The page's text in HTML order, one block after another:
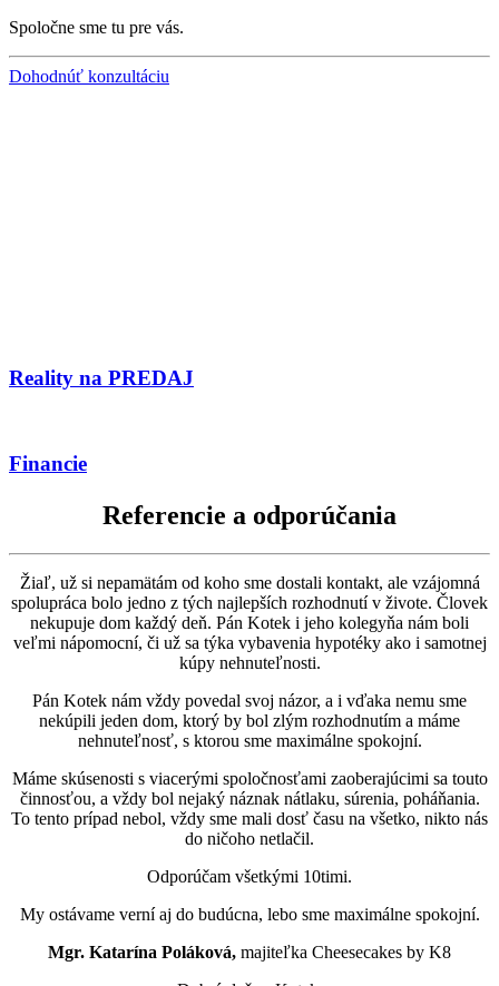
Spoločne sme tu pre vás.
Dohodnúť konzultáciu
Reality na PREDAJ
Financie
Referencie a odporúčania
Žiaľ, už si nepamätám od koho sme dostali kontakt, ale vzájomná
spolupráca bolo jedno z tých najlepších rozhodnutí v živote. Človek
nekupuje dom každý deň. Pán Kotek i jeho kolegyňa nám boli
veľmi nápomocní, či už sa týka vybavenia hypotéky ako i samotnej
kúpy nehnuteľnosti.
Pán Kotek nám vždy povedal svoj názor, a i vďaka nemu sme
nekúpili jeden dom, ktorý by bol zlým rozhodnutím a máme
nehnuteľnosť, s ktorou sme maximálne spokojní.
Máme skúsenosti s viacerými spoločnosťami zaoberajúcimi sa touto
činnosťou, a vždy bol nejaký náznak nátlaku, súrenia, poháňania.
To tento prípad nebol, vždy sme mali dosť času na všetko, nikto nás
do ničoho netlačil.
Odporúčam všetkými 10timi.
My ostávame verní aj do budúcna, lebo sme maximálne spokojní.
Mgr. Katarína Poláková, majiteľka Cheesecakes by K8